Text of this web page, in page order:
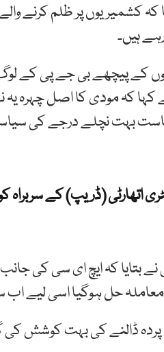
کشمیریوں پر ظلم کرنے
ہیں۔
کے پیچھے بی جے پی کے
کہ مودی کا اصل چہرہ یہ
بہت نچلے درجے کی
اتھارٹی (ڈریپ) کے سربراہ
بتایا کہ ایچ ای سی کی
حل ہوگیا اسی لیے
ڈالنے کی بہت کوشش